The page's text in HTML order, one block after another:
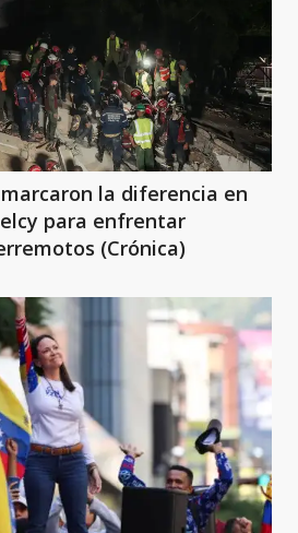
la diferencia en
para enfrentar
(Crónica)